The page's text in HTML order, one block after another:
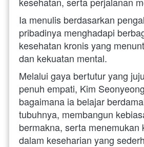
Ia menulis berdasarkan
pribadinya menghadapi
kesehatan kronis yang
dan kekuatan mental.
Melalui gaya bertutur yang
penuh empati, Kim
bagaimana ia belajar
tubuhnya, membangun
bermakna, serta menemukan
dalam keseharian yang